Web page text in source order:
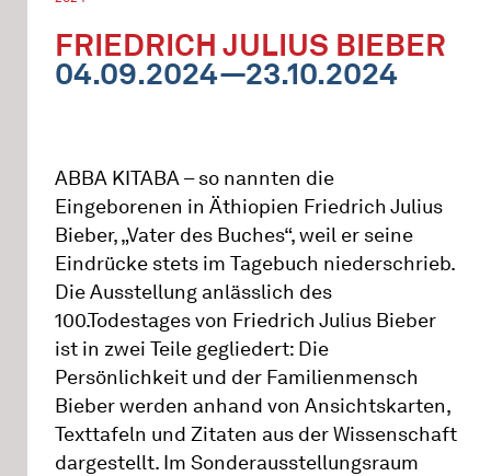
FRIEDRICH JULIUS BIEBER
04.09.2024—23.10.2024
ABBA KITABA – so nannten die
Eingeborenen in Äthiopien Friedrich Julius
Bieber, „Vater des Buches“, weil er seine
Eindrücke stets im Tagebuch niederschrieb.
Die Ausstellung anlässlich des
100.Todestages von Friedrich Julius Bieber
ist in zwei Teile gegliedert: Die
Persönlichkeit und der Familienmensch
Bieber werden anhand von Ansichtskarten,
Texttafeln und Zitaten aus der Wissenschaft
dargestellt. Im Sonderausstellungsraum